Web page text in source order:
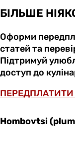
БІЛЬШЕ
Оформи
статей та
Підтримуй
доступ до
ПЕРЕДПЛАТИТИ
Hombovtsi